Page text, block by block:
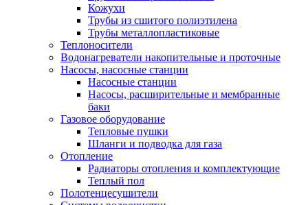
Кожухи
Трубы из сшитого полиэтилена
Трубы металлопластиковые
Теплоносители
Водонагреватели накопительные и проточные
Насосы, насосные станции
Насосные станции
Насосы, расширительные и мембранные
баки
Газовое оборудование
Тепловые пушки
Шланги и подводка для газа
Отопление
Радиаторы отопления и комплектующие
Теплый пол
Полотенцесушители